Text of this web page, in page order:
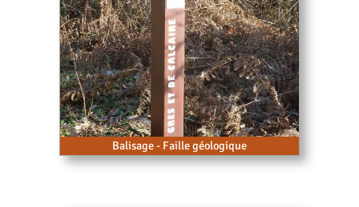
Balisage - Faille géologique